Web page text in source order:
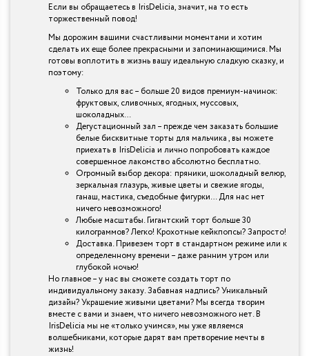
Если вы обращаетесь в IrisDelicia, значит, на то есть
торжественный повод!
Мы дорожим вашими счастливыми моментами и хотим
сделать их еще более прекрасными и запоминающимися. Мы
готовы воплотить в жизнь вашу идеальную сладкую сказку, и
поэтому:
Только для вас – больше 20 видов премиум-начинок:
фруктовых, сливочных, ягодных, муссовых,
шоколадных…
Дегустационный зал – прежде чем заказать большие
белые бисквитные торты для мальчика , вы можете
приехать в IrisDelicia и лично попробовать каждое
совершенное лакомство абсолютно бесплатно.
Огромный выбор декора: пряники, шоколадный велюр,
зеркальная глазурь, живые цветы и свежие ягоды,
ганаш, мастика, съедобные фигурки… Для нас нет
ничего невозможного!
Любые масштабы. Гигантский торт больше 30
килограммов? Легко! Крохотные кейкпопсы? Запросто!
Доставка. Привезем торт в стандартном режиме или к
определенному времени – даже ранним утром или
глубокой ночью!
Но главное – у нас вы сможете создать торт по
индивидуальному заказу. Забавная надпись? Уникальный
дизайн? Украшение живыми цветами? Мы всегда творим
вместе с вами и знаем, что ничего невозможного нет. В
IrisDelicia мы не «только учимся», мы уже являемся
волшебниками, которые дарят вам претворение мечты в
жизнь!